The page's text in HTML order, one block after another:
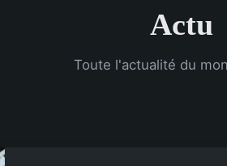
Actu
Toute l'actualité du